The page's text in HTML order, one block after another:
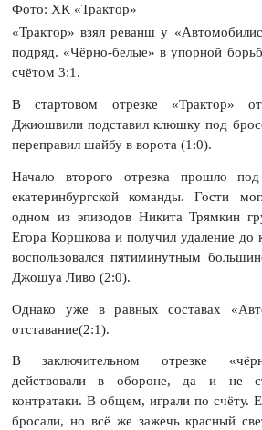
Фото: ХК «Трактор»
«Трактор» взял реванш у
подряд. «Чёрно-белые» в упорной
счётом 3:1.
В стартовом отрезке «Трактор»
Джиошвили подставил клюшку под
переправил шайбу в ворота (1:0).
Начало второго отрезка прошло
екатеринбургской команды. Гости
одном из эпизодов Никита Трямкин
Егора Коршкова и получил удаление до
воспользовался пятиминутным
Джошуа Ливо (2:0).
Однако уже в равных составах
отставание(2:1).
В заключительном отрезке
действовали в обороне, да и не
контратаки. В общем, играли по счёту.
бросали, но всё же зажечь красный